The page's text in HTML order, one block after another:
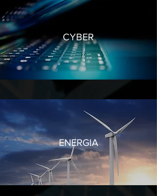
CYBER
ENERGIA